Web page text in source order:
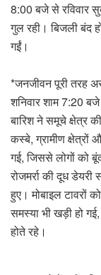
8:00 बजे से रविवार
गुल रही। बिजली बंद
गईं।
*जनजीवन पूरी तरह
शनिवार शाम 7:20
बारिश ने समूचे क्षेत्र
कस्बे, ग्रामीण क्षेत्रों
गई, जिससे लोगों को
रोजमर्रा की दूध डेयरी
हुए। मोबाइल टावरों
समस्या भी खड़ी हो
होते रहे।